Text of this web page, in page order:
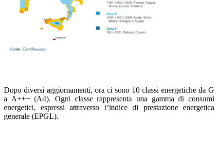
Dopo diversi aggiornamenti, ora ci sono 10 classi energetiche da G
a A+++ (A4). Ogni classe rappresenta una gamma di consumi
energetici, espressi attraverso l’indice di prestazione energetica
generale (EPGL).